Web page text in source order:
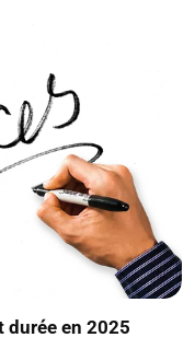
en 2025